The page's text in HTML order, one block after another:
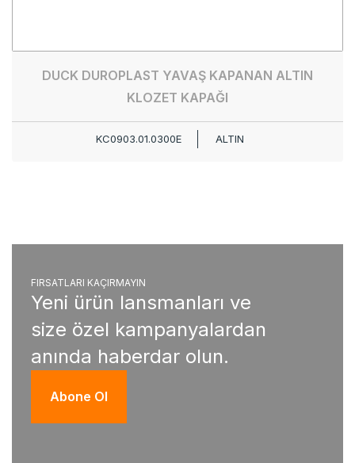
DUCK DUROPLAST YAVAŞ KAPANAN ALTIN
KLOZET KAPAĞI
KC0903.01.0300E ALTIN
FIRSATLARI KAÇIRMAYIN
Yeni ürün lansmanları ve
size özel kampanyalardan
anında haberdar olun.
Abone Ol